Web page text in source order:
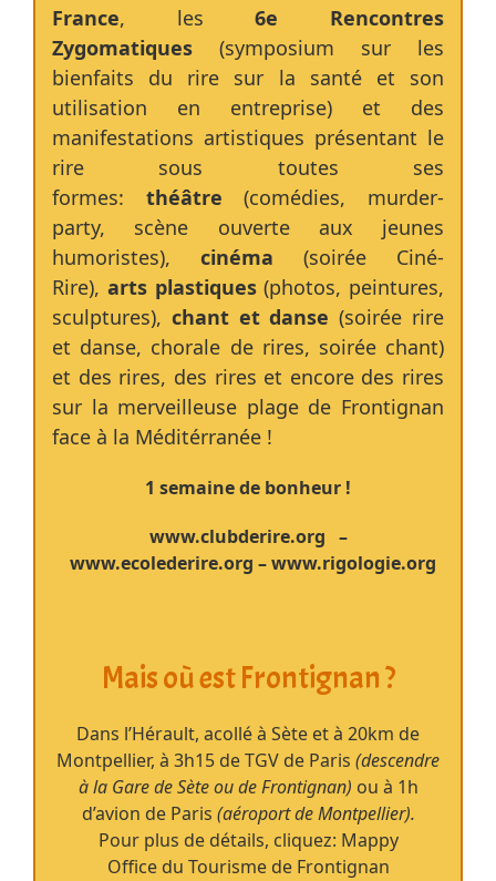
France, les6e Rencontres
Zygomatiques(symposium sur les
bienfaits du rire sur la santé et son
utilisation en entreprise) et des
manifestations artistiques présentant le
rire sous toutes ses
formes: théâtre(comédies, murder-
party, scène ouverte aux jeunes
humoristes),cinéma (soirée Ciné-
Rire), arts plastiques(photos, peintures,
sculptures),chant et danse (soirée rire
et danse, chorale de rires, soirée chant)
et des rires, des rires et encore des rires
sur la merveilleuse plage de Frontignan
face à la Méditérranée !
1 semaine de bonheur !
www.clubderire.org –
www.ecolederire.org –www.rigologie.org
Mais où est Frontignan ?
Dans l’Hérault, acollé à Sète et à 20km de
Montpellier, à 3h15 de TGV de Paris (descendre
à la Gare de Sète ou de Frontignan) ou à 1h
d’avion de Paris (aéroport de Montpellier).
Pour plus de détails, cliquez: Mappy
Office du Tourisme de Frontignan